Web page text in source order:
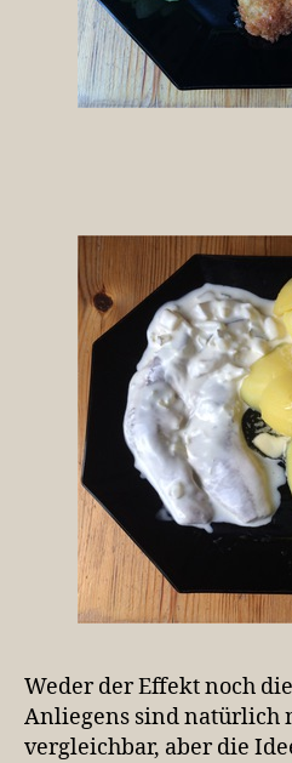
Weder der Effekt noch
Anliegens sind natürlich
vergleichbar, aber die